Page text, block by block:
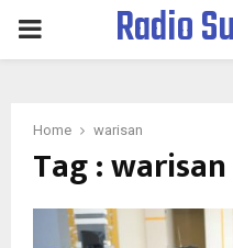
PRIMARYRadio
Home warisan
Tag : warisan